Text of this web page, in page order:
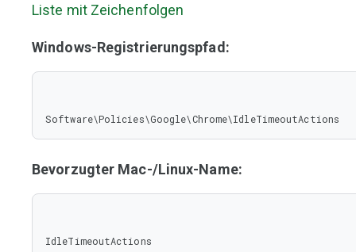
Liste mit Zeichenfolgen
Windows-Registrierungspfad:
Software\Policies\Google\Chrome\IdleTimeoutActions
Bevorzugter Mac-/Linux-Name:
IdleTimeoutActions